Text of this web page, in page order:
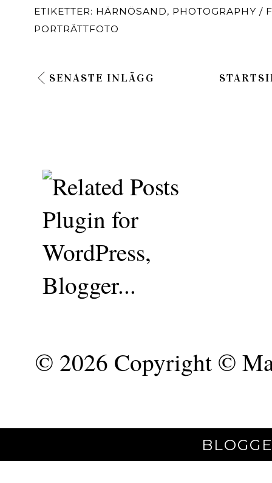
ETIKETTER: HÄRNÖSAND, PHOTOGRAPHY /
PORTRÄTTFOTO
SENASTE INLÄGG
© 2026 Copyright ©